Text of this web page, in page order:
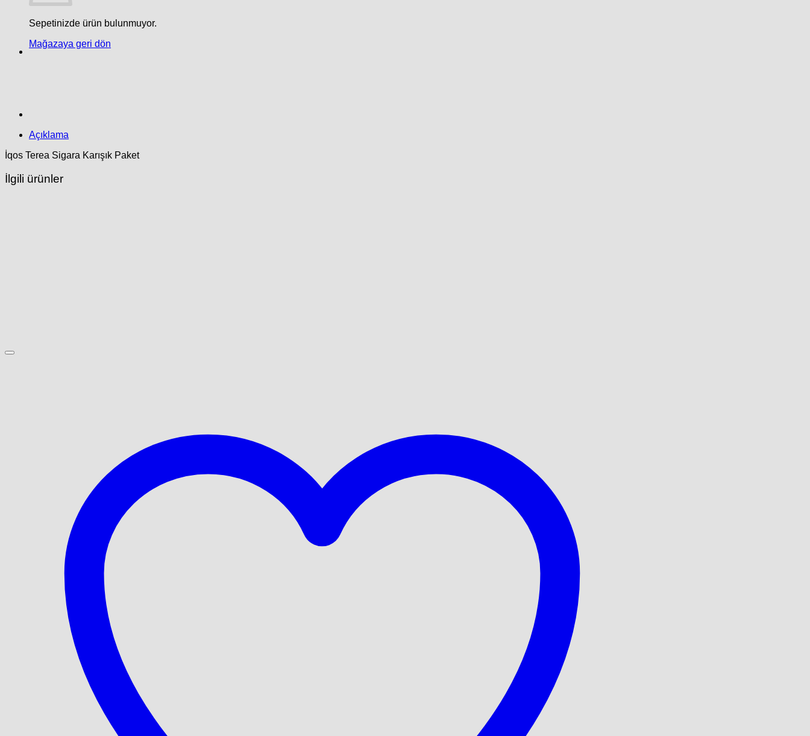
Sepetinizde ürün bulunmuyor.
Mağazaya geri dön
Açıklama
İqos Terea Sigara Karışık Paket
İlgili ürünler